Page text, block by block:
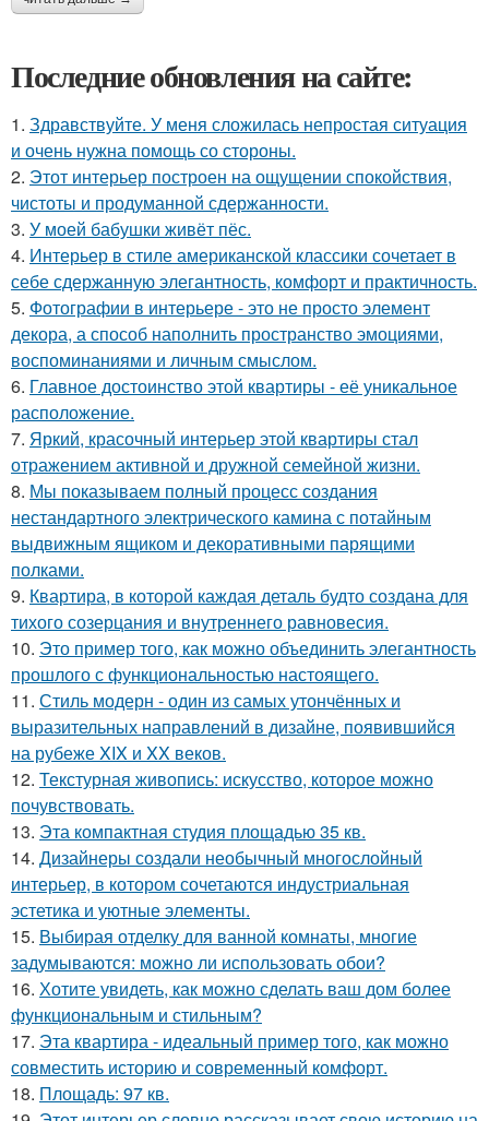
Последние обновления на сайте:
1. Здравствуйте. У меня сложилась непростая ситуация
и очень нужна помощь со стороны.
2. Этот интерьер построен на ощущении спокойствия,
чистоты и продуманной сдержанности.
3. У моей бабушки живёт пёс.
4. Интерьер в стиле американской классики сочетает в
себе сдержанную элегантность, комфорт и практичность.
5. Фотографии в интерьере - это не просто элемент
декора, а способ наполнить пространство эмоциями,
воспоминаниями и личным смыслом.
6. Главное достоинство этой квартиры - её уникальное
расположение.
7. Яркий, красочный интерьер этой квартиры стал
отражением активной и дружной семейной жизни.
8. Мы показываем полный процесс создания
нестандартного электрического камина с потайным
выдвижным ящиком и декоративными парящими
полками.
9. Квартира, в которой каждая деталь будто создана для
тихого созерцания и внутреннего равновесия.
10. Это пример того, как можно объединить элегантность
прошлого с функциональностью настоящего.
11. Стиль модерн - один из самых утончённых и
выразительных направлений в дизайне, появившийся
на рубеже XIX и XX веков.
12. Текстурная живопись: искусство, которое можно
почувствовать.
13. Эта компактная студия площадью 35 кв.
14. Дизайнеры создали необычный многослойный
интерьер, в котором сочетаются индустриальная
эстетика и уютные элементы.
15. Выбирая отделку для ванной комнаты, многие
задумываются: можно ли использовать обои?
16. Хотите увидеть, как можно сделать ваш дом более
функциональным и стильным?
17. Эта квартира - идеальный пример того, как можно
совместить историю и современный комфорт.
18. Площадь: 97 кв.